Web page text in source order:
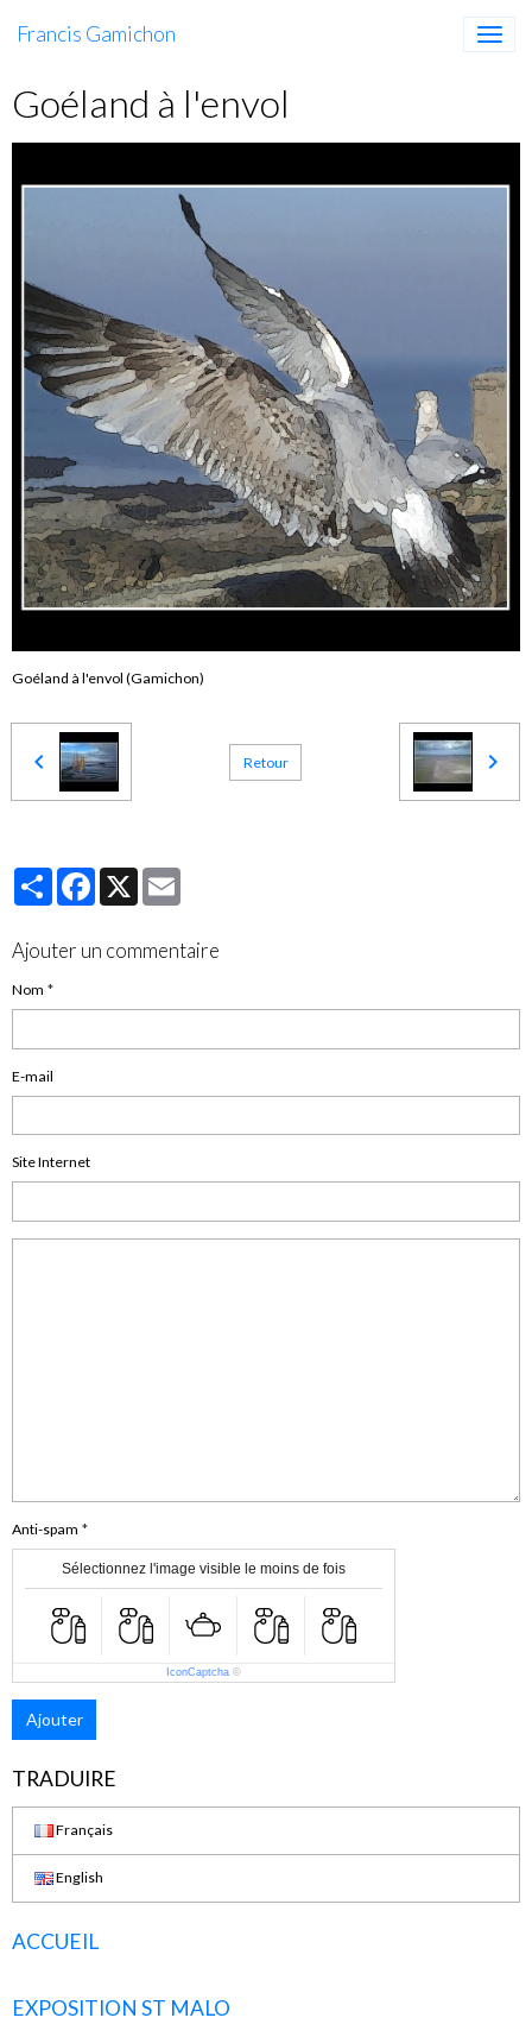
Francis Gamichon
Goéland à l'envol
Goéland à l'envol (Gamichon)
Retour
PartagerFacebook
X
Ajouter un commentaire
Nom
E-mail
Site Internet
Anti-spam
Sélectionnez l'image visible le moins de fois
IconCaptcha ©
Ajouter
TRADUIRE
Français
English
ACCUEIL
EXPOSITION ST MALO